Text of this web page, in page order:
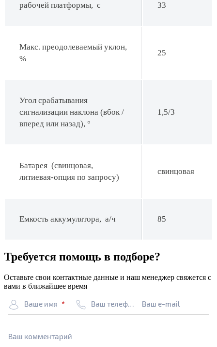
рабочей платформы, с
33
Макс. преодолеваемый уклон,
%
25
Угол срабатывания
сигнализации наклона (вбок /
вперед или назад), °
1,5/3
Батарея (свинцовая,
литиевая-опция по запросу)
свинцовая
Емкость аккумулятора, а/ч 85
Требуется помощь в подборе?
Оставьте свои контактные данные и наш менеджер свяжется с
вами в ближайшее время
Ваше имя Ваш телефон Ваш e-mail
Ваш комментарий